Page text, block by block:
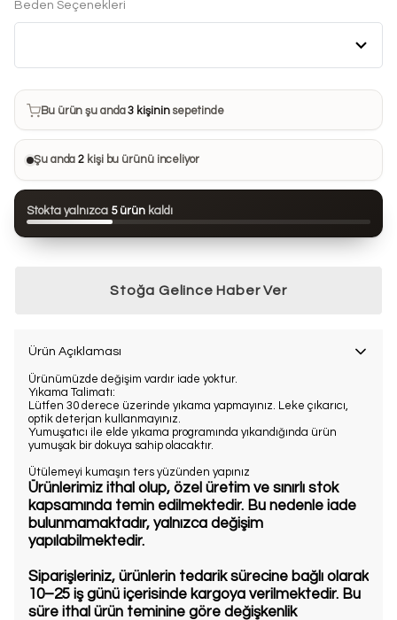
Beden Seçenekleri
Bu ürün son 7 günde20 kezsatın alındı
Bu ürün şu anda3 kişininsepetinde
Bu ürünü 33 kişi favorilerine ekledi
Bu ürün son 24 saatte91 kezgörüntülendi
Şu anda2 kişi bu ürünü inceliyor
Stokta yalnızca 5 ürün kaldı
Stoğa Gelince Haber Ver
Ürün Açıklaması
Ürünümüzde değişim vardır iade yoktur.
Yıkama Talimatı:
Lütfen 30 derece üzerinde yıkama yapmayınız. Leke çıkarıcı,
optik deterjan kullanmayınız.
Yumuşatıcı ile elde yıkama programında yıkandığında ürün
yumuşak bir dokuya sahip olacaktır.
Ütülemeyi kumaşın ters yüzünden yapınız
Ürünlerimiz ithal olup, özel üretim ve sınırlı stok
kapsamında temin edilmektedir. Bu nedenle iade
bulunmamaktadır, yalnızca değişim
yapılabilmektedir.
Siparişleriniz, ürünlerin tedarik sürecine bağlı olarak
10–25 iş günü içerisinde kargoya verilmektedir. Bu
süre ithal ürün teminine göre değişkenlik